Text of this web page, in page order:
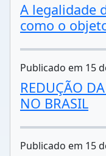
A legalidade
como o
Publicado em 15
REDUÇÃO
NO BRASIL
Publicado em 15